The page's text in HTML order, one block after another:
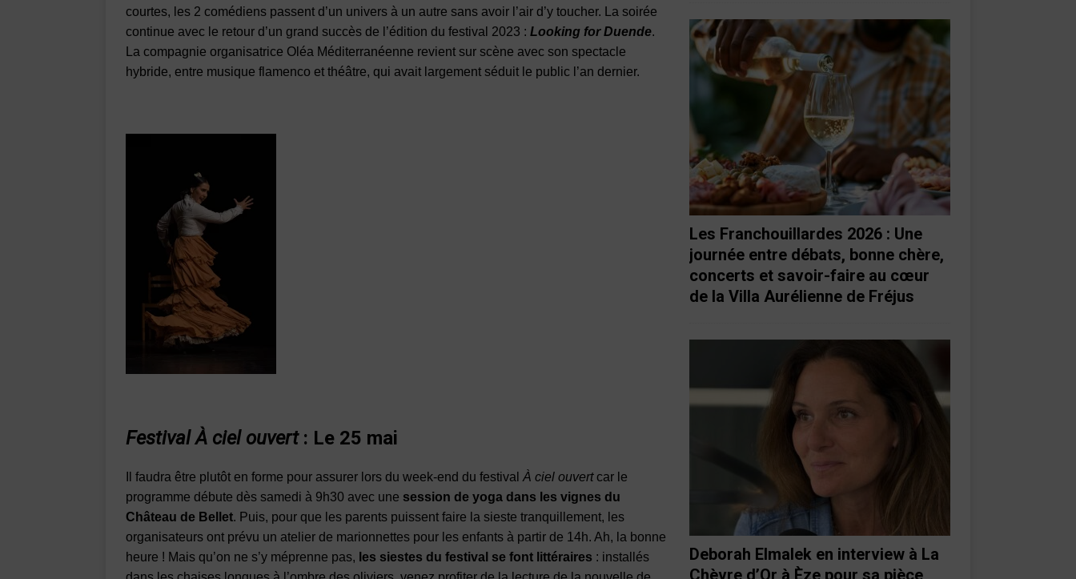
courtes, les 2 comédiens passent d’un univers à un autre sans avoir l’air d’y toucher. La soirée
continue avec le retour d’un grand succès de l’édition du festival 2023 : Looking for Duende.
La compagnie organisatrice Oléa Méditerranéenne revient sur scène avec son spectacle
hybride, entre musique flamenco et théâtre, qui avait largement séduit le public l’an dernier.
Festival À ciel ouvert: Le 25 mai
Il faudra être plutôt en forme pour assurer lors du week-end du festival À ciel ouvertcar le
programme débute dès samedi à 9h30 avec une session de yoga dans les vignes du
Château de Bellet. Puis, pour que les parents puissent faire la sieste tranquillement, les
organisateurs ont prévu un atelier de marionnettes pour les enfants à partir de 14h. Ah, la bonne
heure ! Mais qu’on ne s’y méprenne pas, les siestes du festival se font littéraires : installés
Les Franchouillardes 2026 : Une
journée entre débats, bonne chère,
concerts et savoir-faire au cœur
de la Villa Aurélienne de Fréjus
Deborah Elmalek en interview à La